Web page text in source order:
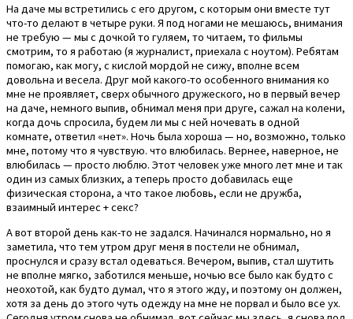
На даче мы встретились с его другом, с которым они вместе тут
что-то делают в четыре руки. Я под ногами не мешаюсь, внимания
не требую — мы с дочкой то гуляем, то читаем, то фильмы
смотрим, то я работаю (я журналист, приехала с ноутом). Ребятам
помогаю, как могу, с кислой мордой не сижу, вполне всем
довольна и весела. Друг мой какого-то особенного внимания ко
мне не проявляет, сверх обычного дружеского, но в первый вечер
на даче, немного выпив, обнимал меня при друге, сажал на колени,
когда дочь спросила, будем ли мы с ней ночевать в одной
комнате, ответил «нет». Ночь была хороша — но, возможно, только
мне, потому что я чувствую. что влюбилась. Вернее, наверное, не
влюбилась — просто люблю. Этот человек уже много лет мне и так
один из самых близких, а теперь просто добавилась еще
физическая сторона, а что такое любовь, если не дружба,
взаимный интерес + секс?
А вот второй день как-то не задался. Начинался нормально, но я
заметила, что тем утром друг меня в постели не обнимал,
проснулся и сразу встал одеваться. Вечером, выпив, стал шутить
не вполне мягко, заботился меньше, ночью все было как будто с
неохотой, как будто думал, что я этого жду, и поэтому он должен,
хотя за день до этого чуть одежду на мне не порвал и было все ух.